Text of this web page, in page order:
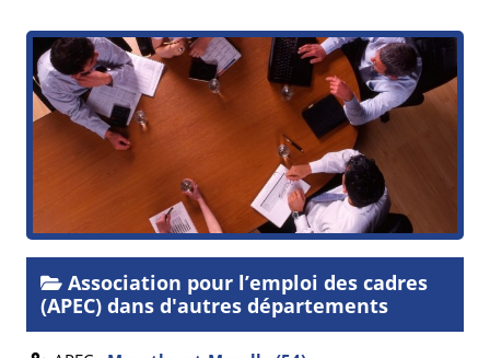
Association pour l’emploi des cadres
(APEC) dans d'autres départements